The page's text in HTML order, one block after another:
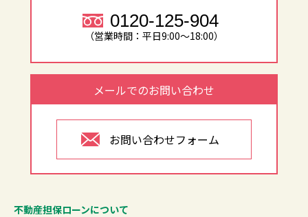
0120-125-904
（営業時間：平日9:00～18:00）
メールでのお問い合わせ
お問い合わせフォーム
不動産担保ローンについて